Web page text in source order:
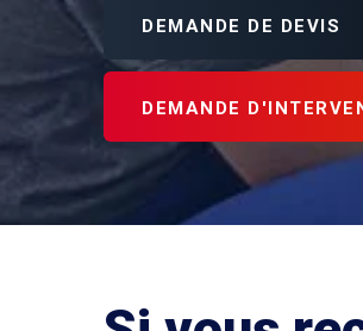
DEMANDE DE DEVIS
DEMANDE